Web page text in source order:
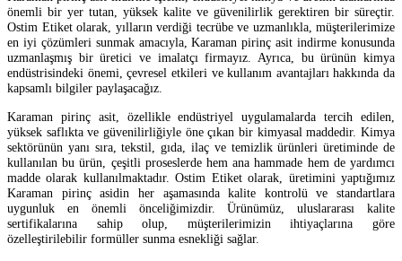
önemli bir yer tutan, yüksek kalite ve güvenilirlik gerektiren bir süreçtir.
Ostim Etiket olarak, yılların verdiği tecrübe ve uzmanlıkla, müşterilerimize
en iyi çözümleri sunmak amacıyla, Karaman pirinç asit indirme konusunda
uzmanlaşmış bir üretici ve imalatçı firmayız. Ayrıca, bu ürünün kimya
endüstrisindeki önemi, çevresel etkileri ve kullanım avantajları hakkında da
kapsamlı bilgiler paylaşacağız.
Karaman pirinç asit, özellikle endüstriyel uygulamalarda tercih edilen,
yüksek saflıkta ve güvenilirliğiyle öne çıkan bir kimyasal maddedir. Kimya
sektörünün yanı sıra, tekstil, gıda, ilaç ve temizlik ürünleri üretiminde de
kullanılan bu ürün, çeşitli proseslerde hem ana hammade hem de yardımcı
madde olarak kullanılmaktadır. Ostim Etiket olarak, üretimini yaptığımız
Karaman pirinç asidin her aşamasında kalite kontrolü ve standartlara
uygunluk en önemli önceliğimizdir. Ürünümüz, uluslararası kalite
sertifikalarına sahip olup, müşterilerimizin ihtiyaçlarına göre
özelleştirilebilir formüller sunma esnekliği sağlar.